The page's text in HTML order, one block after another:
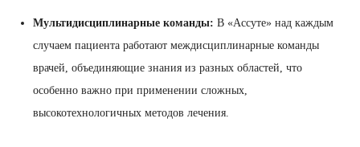
Мультидисциплинарные команды: В «Ассуте» над каждым
случаем пациента работают междисциплинарные команды
врачей, объединяющие знания из разных областей, что
особенно важно при применении сложных,
высокотехнологичных методов лечения.